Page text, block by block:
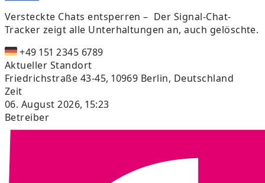
Versteckte Chats entsperren – Der Signal-Chat-
Tracker zeigt alle Unterhaltungen an, auch gelöschte.
+49 151 2345 6789
Aktueller Standort
Friedrichstraße 43-45, 10969 Berlin, Deutschland
Zeit
06. August 2026, 15:23
Betreiber